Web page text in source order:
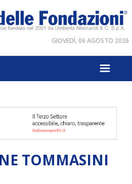
GIOVEDÌ, 06 AGOSTO 2026
TOMMASINI